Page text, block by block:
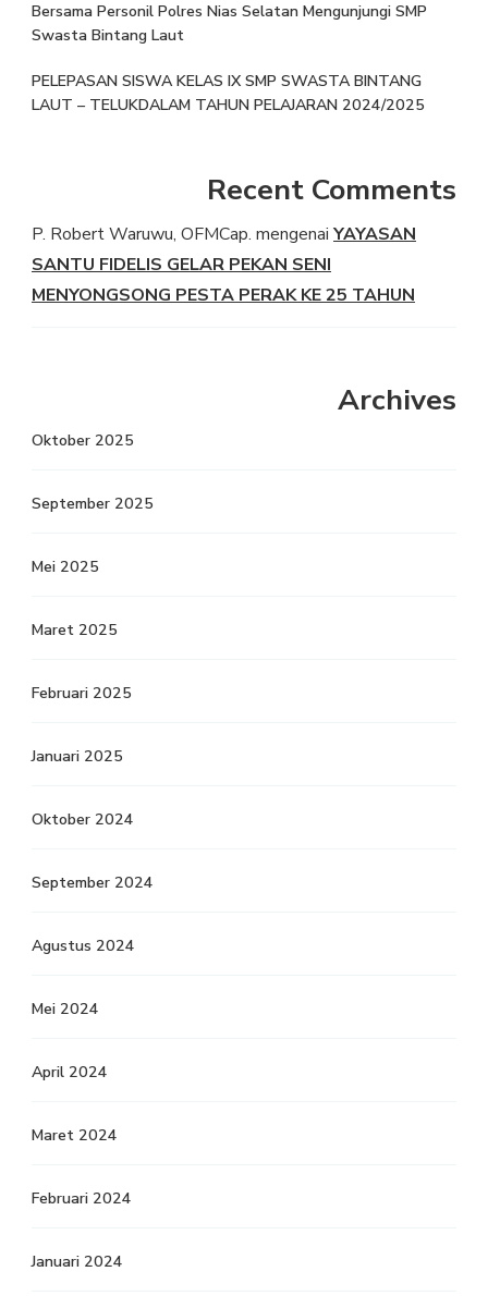
Bersama Personil Polres Nias Selatan Mengunjungi SMP
Swasta Bintang Laut
PELEPASAN SISWA KELAS IX SMP SWASTA BINTANG
LAUT – TELUKDALAM TAHUN PELAJARAN 2024/2025
Recent Comments
P. Robert Waruwu, OFMCap. mengenai YAYASAN
SANTU FIDELIS GELAR PEKAN SENI
MENYONGSONG PESTA PERAK KE 25 TAHUN
Archives
Oktober 2025
September 2025
Mei 2025
Maret 2025
Februari 2025
Januari 2025
Oktober 2024
September 2024
Agustus 2024
Mei 2024
April 2024
Maret 2024
Februari 2024
Januari 2024